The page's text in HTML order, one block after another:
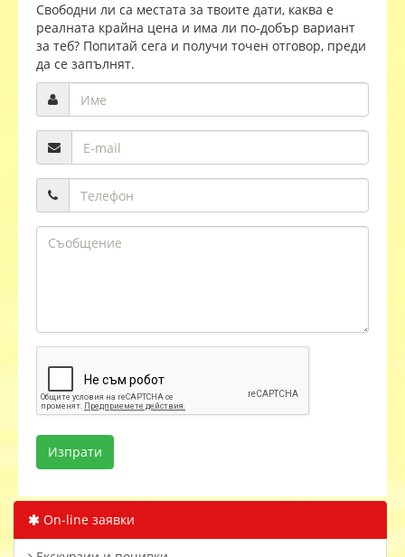
Свободни ли са местата за твоите дати, каква е
реалната крайна цена и има ли по-добър вариант
за теб? Попитай сега и получи точен отговор, преди
да се запълнят.
On-line заявки